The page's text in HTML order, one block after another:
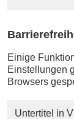
Einige
Einstellungen
Browsers
Untertitel in